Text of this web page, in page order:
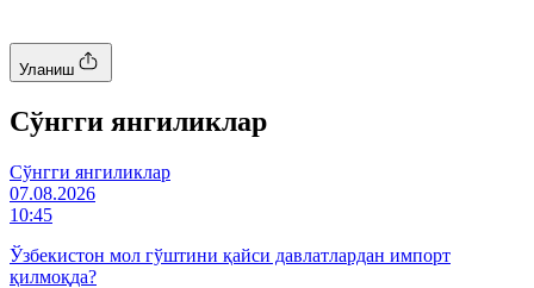
Уланиш
Cўнгги янгиликлар
Cўнгги янгиликлар
07.08.2026
10:45
Ўзбекистон мол гўштини қайси давлатлардан импорт
қилмоқда?